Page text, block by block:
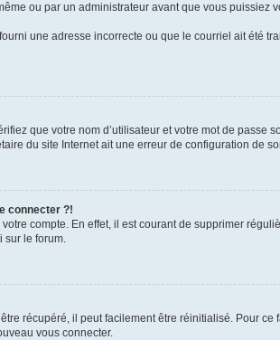
ou par un administrateur avant que vous puissiez
une adresse incorrecte ou que le courriel ait été
que votre nom d’utilisateur et votre mot de passe
du site Internet ait une erreur de configuration de
connecter ?!
compte. En effet, il est courant de supprimer
sur le forum.
récupéré, il peut facilement être réinitialisé. Pour
vous connecter.